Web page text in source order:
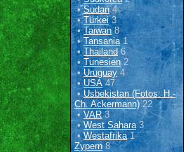
•Sudan4
•Türkei3
•Taiwan8
•Tansania1
•Thailand 6
•Tunesien2
•Uruguay 4
•USA47
•Usbekistan (Fotos: H.-
Ch. Ackermann) 22
• VAR3
•West Sahara3
•Westafrika1
Zypern8